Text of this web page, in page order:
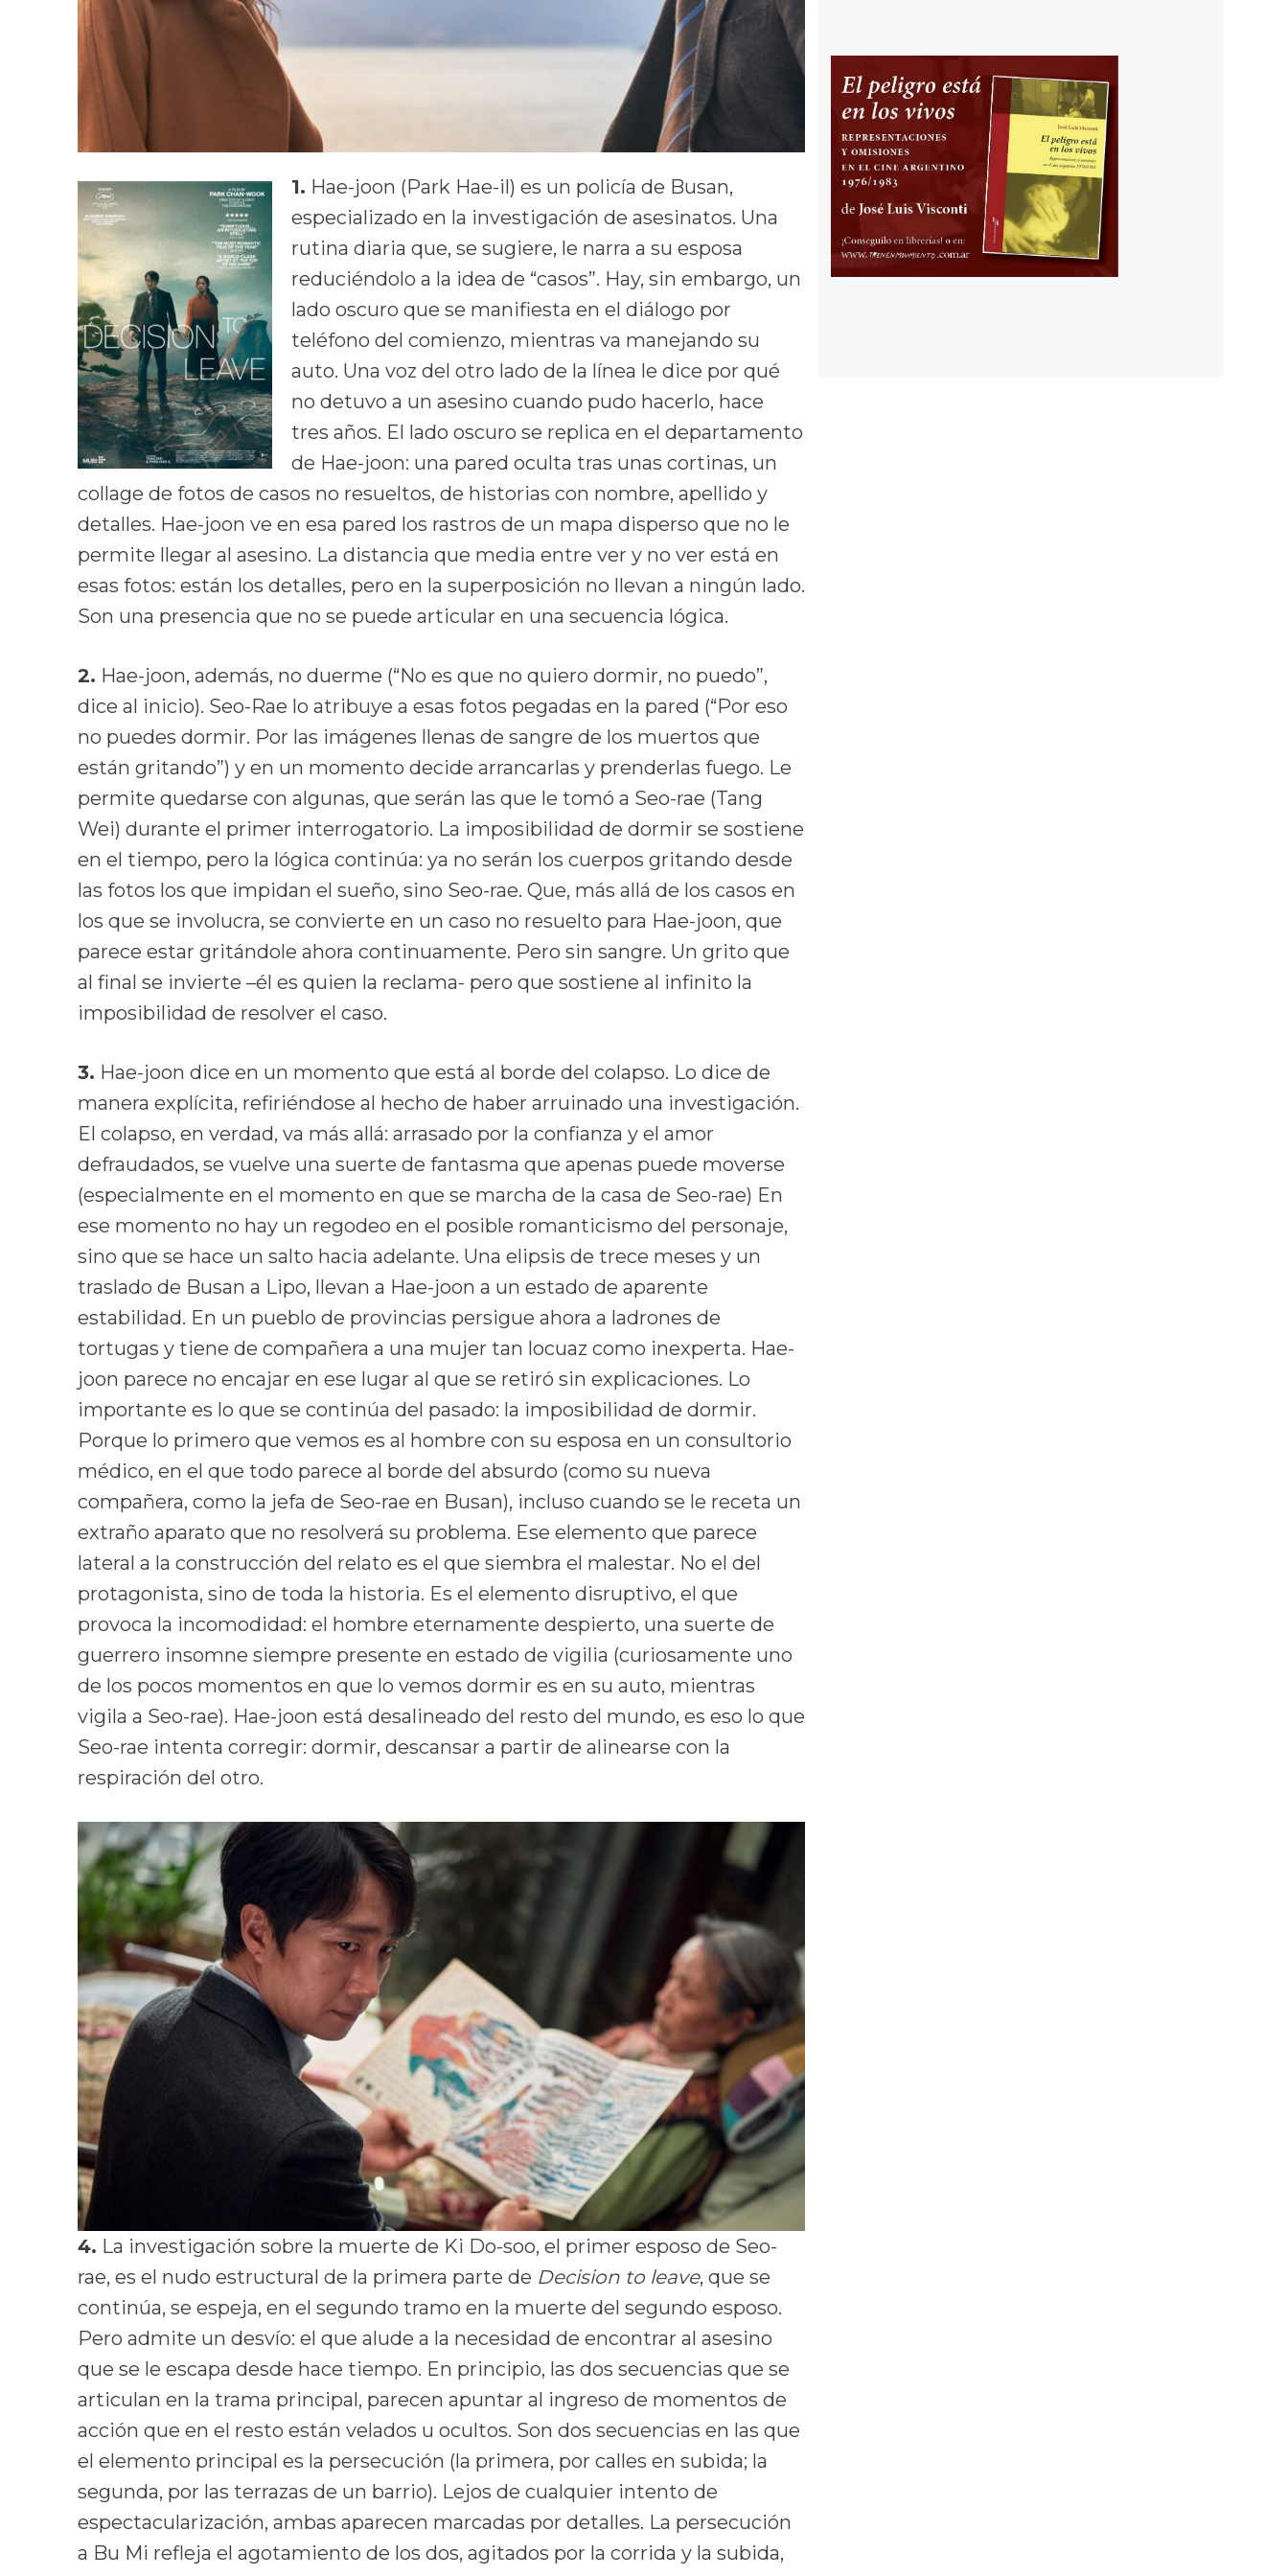
1. Hae-joon (Park Hae-il) es un policía de Busan,
especializado en la investigación de asesinatos. Una
rutina diaria que, se sugiere, le narra a su esposa
reduciéndolo a la idea de “casos”. Hay, sin embargo, un
lado oscuro que se manifiesta en el diálogo por
teléfono del comienzo, mientras va manejando su
auto. Una voz del otro lado de la línea le dice por qué
no detuvo a un asesino cuando pudo hacerlo, hace
tres años. El lado oscuro se replica en el departamento
de Hae-joon: una pared oculta tras unas cortinas, un
collage de fotos de casos no resueltos, de historias con nombre, apellido y
detalles. Hae-joon ve en esa pared los rastros de un mapa disperso que no le
permite llegar al asesino. La distancia que media entre ver y no ver está en
esas fotos: están los detalles, pero en la superposición no llevan a ningún lado.
Son una presencia que no se puede articular en una secuencia lógica.
2. Hae-joon, además, no duerme (“No es que no quiero dormir, no puedo”,
dice al inicio). Seo-Rae lo atribuye a esas fotos pegadas en la pared (“Por eso
no puedes dormir. Por las imágenes llenas de sangre de los muertos que
están gritando”) y en un momento decide arrancarlas y prenderlas fuego. Le
permite quedarse con algunas, que serán las que le tomó a Seo-rae (Tang
Wei) durante el primer interrogatorio. La imposibilidad de dormir se sostiene
en el tiempo, pero la lógica continúa: ya no serán los cuerpos gritando desde
las fotos los que impidan el sueño, sino Seo-rae. Que, más allá de los casos en
los que se involucra, se convierte en un caso no resuelto para Hae-joon, que
parece estar gritándole ahora continuamente. Pero sin sangre. Un grito que
al final se invierte –él es quien la reclama- pero que sostiene al infinito la
imposibilidad de resolver el caso.
3. Hae-joon dice en un momento que está al borde del colapso. Lo dice de
manera explícita, refiriéndose al hecho de haber arruinado una investigación.
El colapso, en verdad, va más allá: arrasado por la confianza y el amor
defraudados, se vuelve una suerte de fantasma que apenas puede moverse
(especialmente en el momento en que se marcha de la casa de Seo-rae) En
ese momento no hay un regodeo en el posible romanticismo del personaje,
sino que se hace un salto hacia adelante. Una elipsis de trece meses y un
traslado de Busan a Lipo, llevan a Hae-joon a un estado de aparente
estabilidad. En un pueblo de provincias persigue ahora a ladrones de
tortugas y tiene de compañera a una mujer tan locuaz como inexperta. Hae-
joon parece no encajar en ese lugar al que se retiró sin explicaciones. Lo
importante es lo que se continúa del pasado: la imposibilidad de dormir.
Porque lo primero que vemos es al hombre con su esposa en un consultorio
médico, en el que todo parece al borde del absurdo (como su nueva
compañera, como la jefa de Seo-rae en Busan), incluso cuando se le receta un
extraño aparato que no resolverá su problema. Ese elemento que parece
lateral a la construcción del relato es el que siembra el malestar. No el del
protagonista, sino de toda la historia. Es el elemento disruptivo, el que
provoca la incomodidad: el hombre eternamente despierto, una suerte de
guerrero insomne siempre presente en estado de vigilia (curiosamente uno
de los pocos momentos en que lo vemos dormir es en su auto, mientras
vigila a Seo-rae). Hae-joon está desalineado del resto del mundo, es eso lo que
Seo-rae intenta corregir: dormir, descansar a partir de alinearse con la
respiración del otro.
4. La investigación sobre la muerte de Ki Do-soo, el primer esposo de Seo-
rae, es el nudo estructural de la primera parte de Decision to leave, que se
continúa, se espeja, en el segundo tramo en la muerte del segundo esposo.
Pero admite un desvío: el que alude a la necesidad de encontrar al asesino
que se le escapa desde hace tiempo. En principio, las dos secuencias que se
articulan en la trama principal, parecen apuntar al ingreso de momentos de
acción que en el resto están velados u ocultos. Son dos secuencias en las que
el elemento principal es la persecución (la primera, por calles en subida; la
segunda, por las terrazas de un barrio). Lejos de cualquier intento de
espectacularización, ambas aparecen marcadas por detalles. La persecución
a Bu Mi refleja el agotamiento de los dos, agitados por la corrida y la subida,